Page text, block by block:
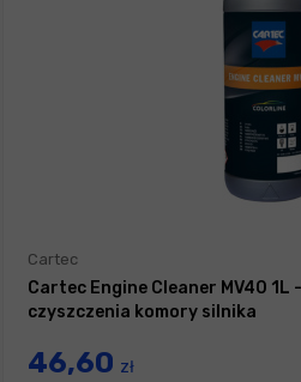
Cartec
Cartec Engine Cleaner MV40
czyszczenia komory silnika
46,60 zł